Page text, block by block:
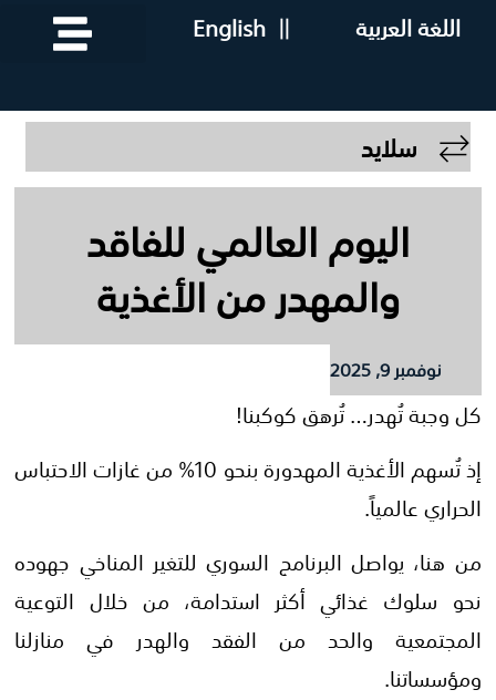
English || اللغة العربية
سلايد
اليوم العالمي للفاقد
والمهدر من الأغذية
نوفمبر 9, 2025
كل وجبة تُهدر… تُرهق كوكبنا!
إذ تُسهم الأغذية المهدورة بنحو 10% من غازات الاحتباس
الحراري عالمياً.
من هنا، يواصل البرنامج السوري للتغير المناخي جهوده
نحو سلوك غذائي أكثر استدامة، من خلال التوعية
المجتمعية والحد من الفقد والهدر في منازلنا
ومؤسساتنا.